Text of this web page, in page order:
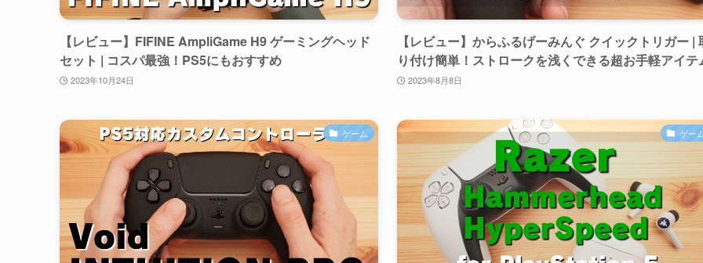
【レビュー】FIFINE AmpliGame H9 ゲーミングヘッド
セット | コスパ最強！PS5にもおすすめ
2023年10月24日
【レビュー】からふるげーみんぐ クイックトリガー |
り付け簡単！ストロークを浅くできる超お手軽アイテ
2023年8月8日
ゲーム ゲー